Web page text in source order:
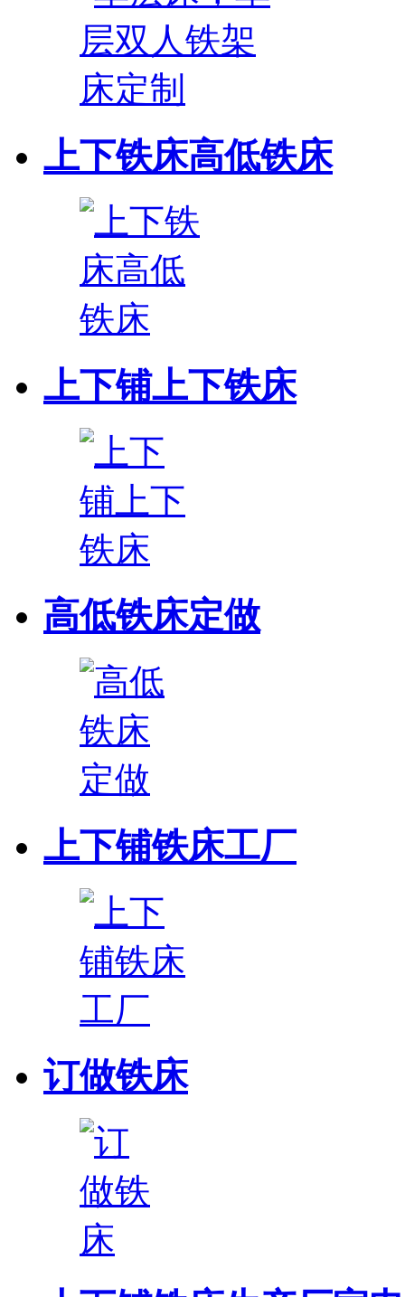
上下铁床高低铁床
上下铺上下铁床
高低铁床定做
上下铺铁床工厂
订做铁床